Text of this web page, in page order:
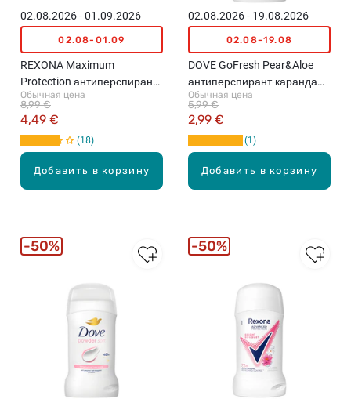
Добавить в корзину
02.08.2026 - 01.09.2026
02.08-01.09
REXONA Maximum
Protection антиперспирант-
карандаш, 45мл
Обычная цена
4,49 €
8,99 €
18
Добавить в корзину
02.08.2026 - 19.08.2026
02.08-19.08
DOVE GoFresh Pear&Aloe
антиперспирант-карандаш,
50мл
Обычная цена
2,99 €
5,99 €
1
50% 50%